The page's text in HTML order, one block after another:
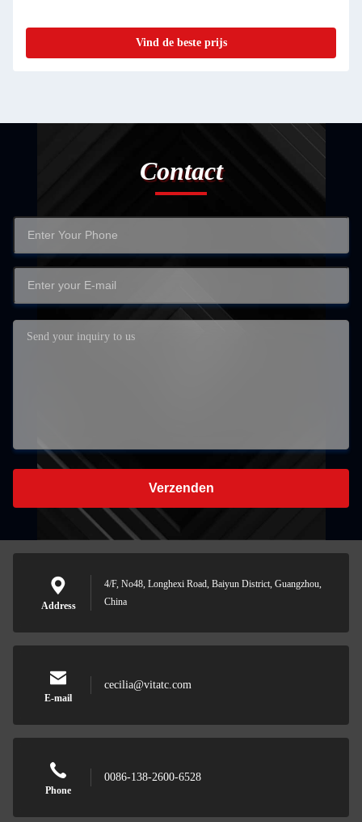
Vind de beste prijs
Contact
Verzenden
Address
4/F, No48, Longhexi Road, Baiyun District, Guangzhou,
China
E-mail
cecilia@vitatc.com
Phone
0086-138-2600-6528